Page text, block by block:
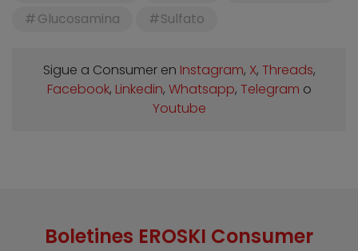
Glucosamina
Sulfato
Sigue a Consumer en Instagram, X, Threads,
Facebook, Linkedin, Whatsapp, Telegram o
Youtube
Boletines EROSKI Consumer